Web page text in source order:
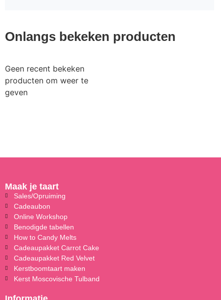
Onlangs bekeken producten
Geen recent bekeken
producten om weer te
geven
Maak je taart
Sales/Opruiming
Cadeaubon
Online Workshop
Benodigde tabellen
How to Candy Melts
Cadeaupakket Carrot Cake
Cadeaupakket Red Velvet
Kerstboomtaart maken
Kerst Moscovische Tulband